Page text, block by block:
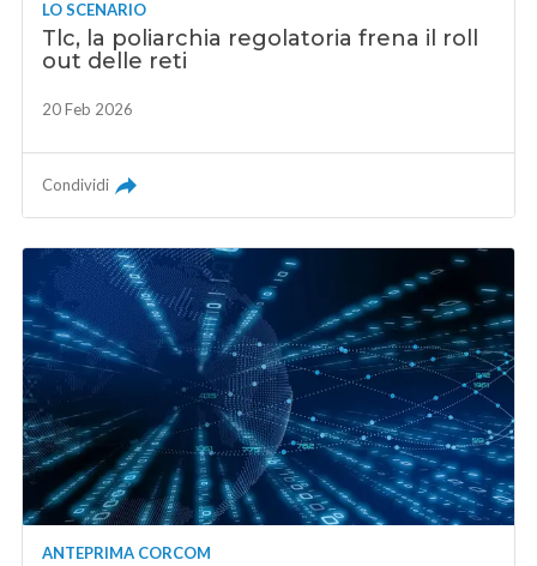
LO SCENARIO
Tlc, la poliarchia regolatoria frena il roll
out delle reti
20 Feb 2026
Condividi
ANTEPRIMA CORCOM